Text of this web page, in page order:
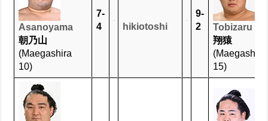
Asanoyama
朝乃山
(Maegashira
10)
7-
4
hikiotoshi
9-
2
Tobizaru
翔猿
(Maegashira
15)